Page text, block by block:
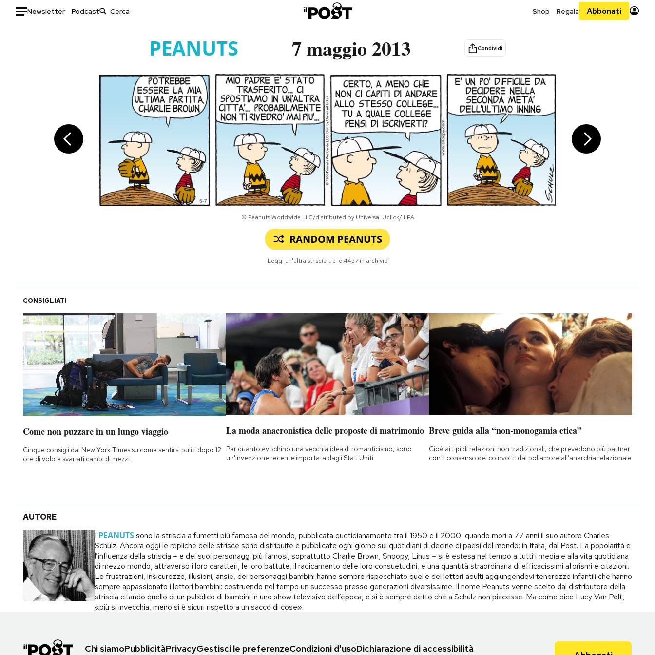
Newsletter Podcast Shop Regala Abbonati
Tecnologia
Internet
Scienza
Moda
Libri
Consumismi
Ok Boomer!
Media
Europa
Altrecose
Mondiali calcio 2026
I MIEI PREFERITI
SHOP
CALENDARIO
AREA PERSONALE
Newsletter
Regala il Post
PEANUTS 7 maggio 2013 Condividi
© Peanuts Worldwide LLC/distributed by Universal Uclick/ILPA
RANDOM PEANUTS
Leggi un'altra striscia tra le 4457in archivio
CONSIGLIATI
Come non puzzare in un lungo viaggio
Cinque consigli dal New York Times su come sentirsi puliti dopo 12
ore di volo e svariati cambi di mezzi
La moda anacronistica delle proposte di matrimonio
Per quanto evochino una vecchia idea di romanticismo, sono
un'invenzione recente importata dagli Stati Uniti
Breve guida alla “non-monogamia etica”
Cioè ai tipi di relazioni non tradizionali, che prevedono più partner
con il consenso dei coinvolti: dal poliamore all'anarchia relazionale
AUTORE
I PEANUTSsono la striscia a fumetti più famosa del mondo, pubblicata quotidianamente tra il 1950 e il 2000, quando morì a 77 anni il suo autore Charles
Schulz. Ancora oggi le repliche delle strisce sono distribuite e pubblicate ogni giorno sui quotidiani di decine di paesi del mondo: in Italia, dal Post. La popolarità e
l’influenza della striscia – e dei suoi personaggi più famosi, soprattutto Charlie Brown, Snoopy, Linus – si è estesa nel tempo a tutti i media e alla vita quotidiana
di mezzo mondo, attraverso i loro caratteri, le loro battute, il radicamento delle loro consuetudini, e una quantità straordinaria di efficacissimi aforismi e citazioni.
Le frustrazioni, insicurezze, illusioni, ansie, dei personaggi bambini hanno sempre rispecchiato quelle dei lettori adulti aggiungendovi tenerezze infantili che hanno
sempre appassionato i lettori bambini: costruendo nel tempo un successo presso generazioni diversissime. Il nome Peanuts venne scelto dal distributore della
striscia citando quello di un pubblico di bambini in uno show televisivo dell’epoca, e si è sempre detto che a Schulz non piacesse. Ma come dice Lucy Van Pelt,
«più si invecchia, meno si è sicuri rispetto a un sacco di cose».
Chi siamoPubblicitàPrivacyGestisci le preferenzeCondizioni d'usoDichiarazione di accessibilità